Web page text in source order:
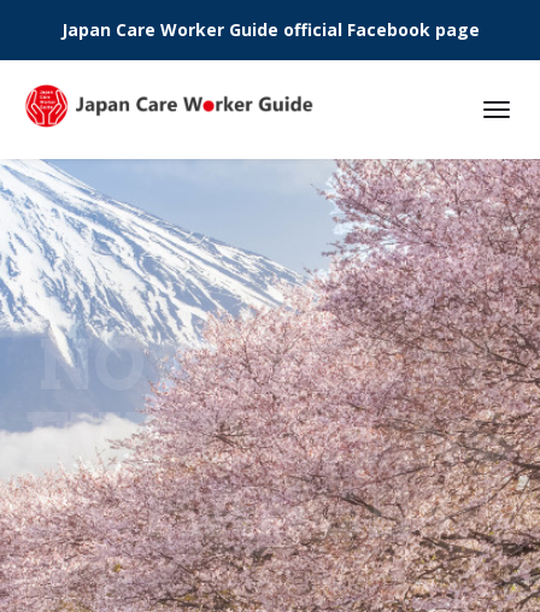
Phone:
Japan Care Worker Guide official Facebook page
JAPAN
AWAITS.